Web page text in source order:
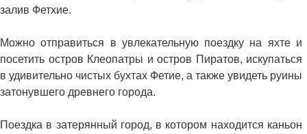
залив Фетхие.
Можно отправиться в увлекательную поездку на яхте и
посетить остров Клеопатры и остров Пиратов, искупаться
в удивительно чистых бухтах Фетие, а также увидеть руины
затонувшего древнего города.
Поездка в затерянный город, в котором находится каньон